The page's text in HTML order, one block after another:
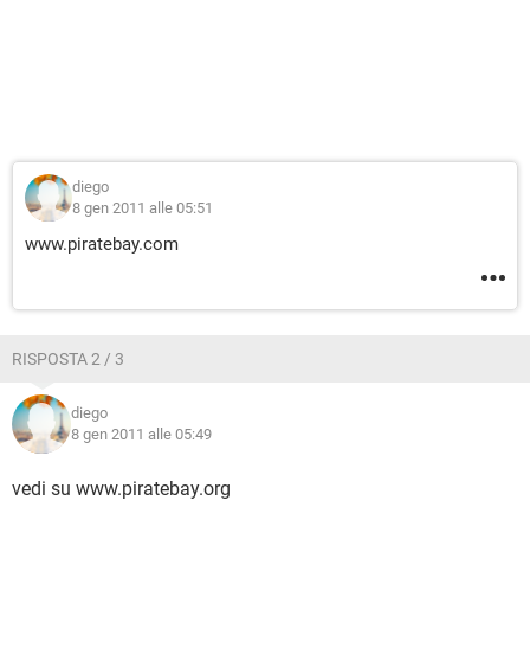
diego
8 gen 2011 alle 05:51
www.piratebay.com
RISPOSTA 2 / 3
diego
8 gen 2011 alle 05:49
vedi su www.piratebay.org